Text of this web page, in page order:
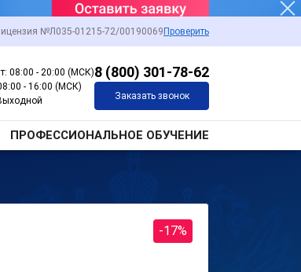
№Л035-01215-72/00190069 Проверить
08:00 - 20:00 (МСК)
- 16:00 (МСК)
8 (800) 301-78-62
Заказать звонок
ПРОФЕССИОНАЛЬНОЕ ОБУЧЕНИЕ
-17%